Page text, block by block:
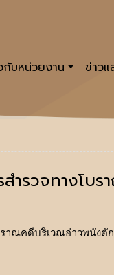
กับหน่วยงาน ข่าวแ
สำรวจทางโ
ราณคดีบริเวณอ่าวพนัง